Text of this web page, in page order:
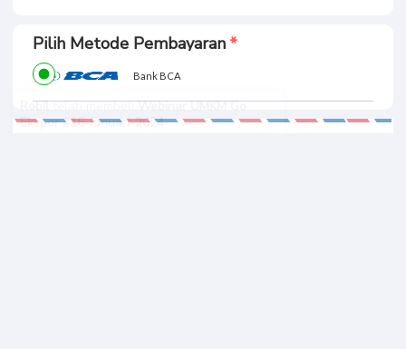
Pilih Metode Pembayaran
Bank BCA
Ekspor #16-Januari-2024